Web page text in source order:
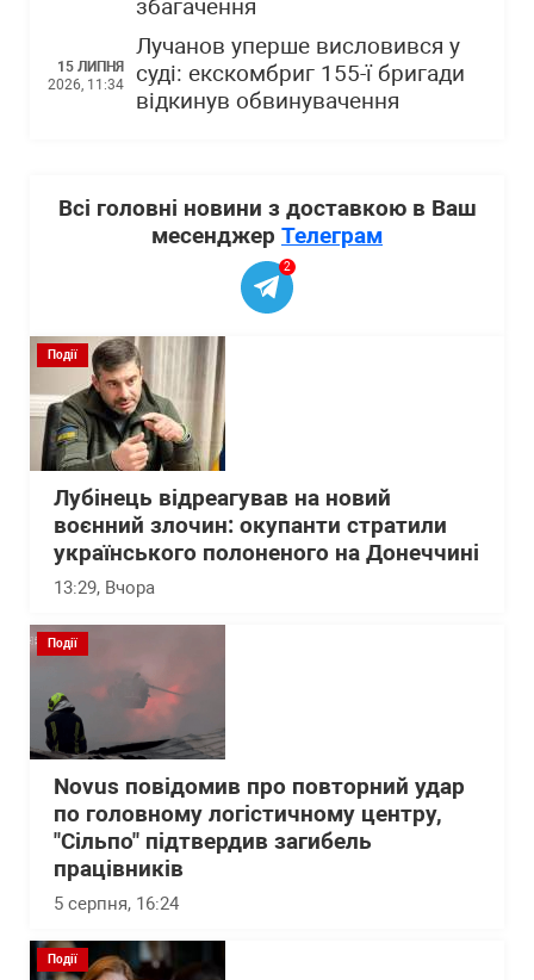
збагачення
15 ЛИПНЯ
2026, 11:34
Лучанов уперше висловився у
суді: екскомбриг 155-ї бригади
відкинув обвинувачення
Всі головні новини з доставкою в Ваш
месенджер Телеграм
2
Події
Лубінець відреагував на новий
воєнний злочин: окупанти стратили
українського полоненого на Донеччині
13:29, Вчора
Події
Novus повідомив про повторний удар
по головному логістичному центру,
"Сільпо" підтвердив загибель
працівників
5 серпня, 16:24
Події